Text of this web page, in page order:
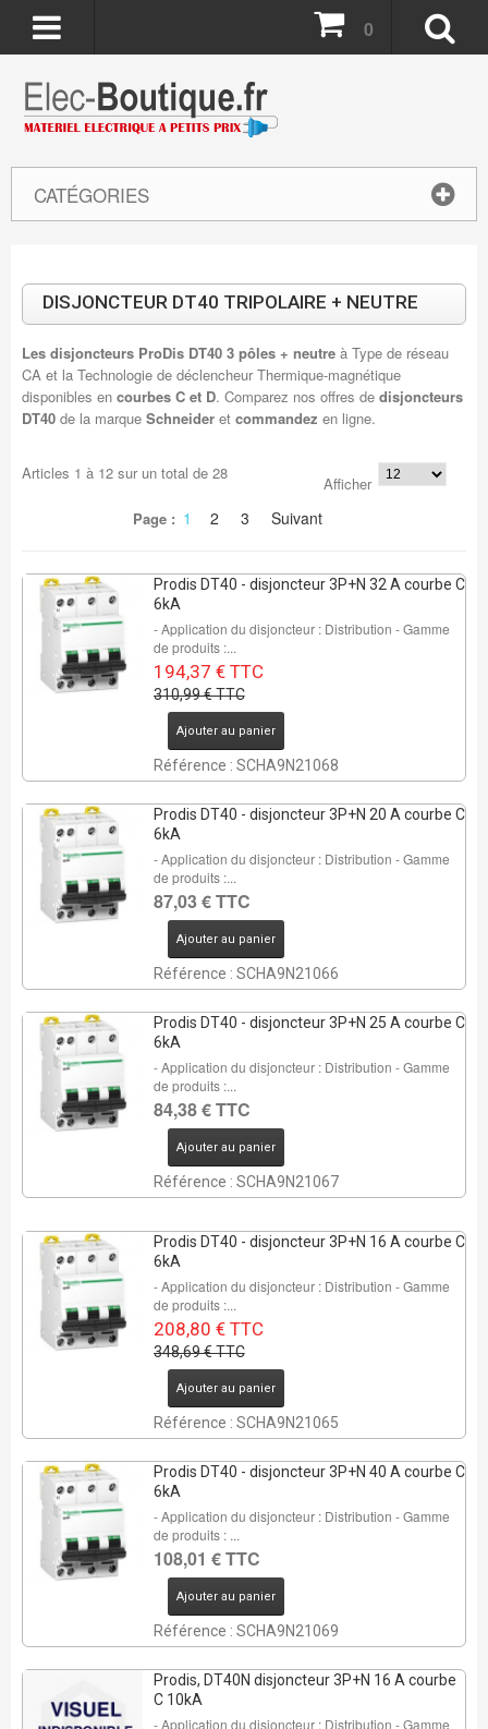
CATÉGORIES
0
DISJONCTEUR DT40 TRIPOLAIRE + NEUTRE
Les disjoncteurs ProDis DT40 3 pôles + neutreà Type de réseau
CA et la Technologie de déclencheur Thermique-magnétique
disponibles en courbes C et D. Comparez nos offres dedisjoncteurs
DT40de la marque Schneideret commandez en ligne.
Articles 1 à 12sur un total de 28
Afficher
Page : 1 2 3 Suivant
Prodis DT40 - disjoncteur 3P+N 32 A courbe C
6kA
- Application du disjoncteur : Distribution - Gamme
de produits :...
194,37 € TTC
310,99 € TTC
Ajouter au panier
Référence : SCHA9N21068
Prodis DT40 - disjoncteur 3P+N 20 A courbe C
6kA
- Application du disjoncteur : Distribution - Gamme
de produits :...
87,03 € TTC
Ajouter au panier
Référence : SCHA9N21066
Prodis DT40 - disjoncteur 3P+N 25 A courbe C
6kA
- Application du disjoncteur : Distribution - Gamme
de produits :...
84,38 € TTC
Ajouter au panier
Référence : SCHA9N21067
Prodis DT40 - disjoncteur 3P+N 16 A courbe C
6kA
- Application du disjoncteur : Distribution - Gamme
de produits :...
208,80 € TTC
348,69 € TTC
Ajouter au panier
Référence : SCHA9N21065
Prodis DT40 - disjoncteur 3P+N 40 A courbe C
6kA
- Application du disjoncteur : Distribution - Gamme
de produits : ...
108,01 € TTC
Ajouter au panier
Référence : SCHA9N21069
Prodis, DT40N disjoncteur 3P+N 16 A courbe
C 10kA
- Application du disjoncteur : Distribution - Gamme